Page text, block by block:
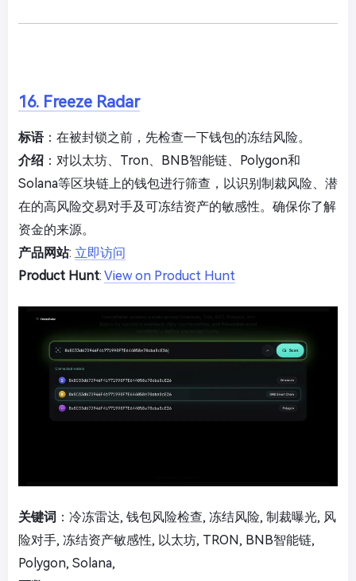
16. Freeze Radar
标语：在被封锁之前，先检查一下钱包的冻结风险。
介绍 ：对以太坊、Tron、BNB智能链、Polygon和
Solana等区块链上的钱包进行筛查，以识别制裁风险、潜
在的高风险交易对手及可冻结资产的敏感性。确保你了解
资金的来源。
产品网站: 立即访问
Product Hunt: View on Product Hunt
关键词 ：冷冻雷达, 钱包风险检查, 冻结风险, 制裁曝光, 风
险对手, 冻结资产敏感性, 以太坊, TRON, BNB智能链,
Polygon, Solana,